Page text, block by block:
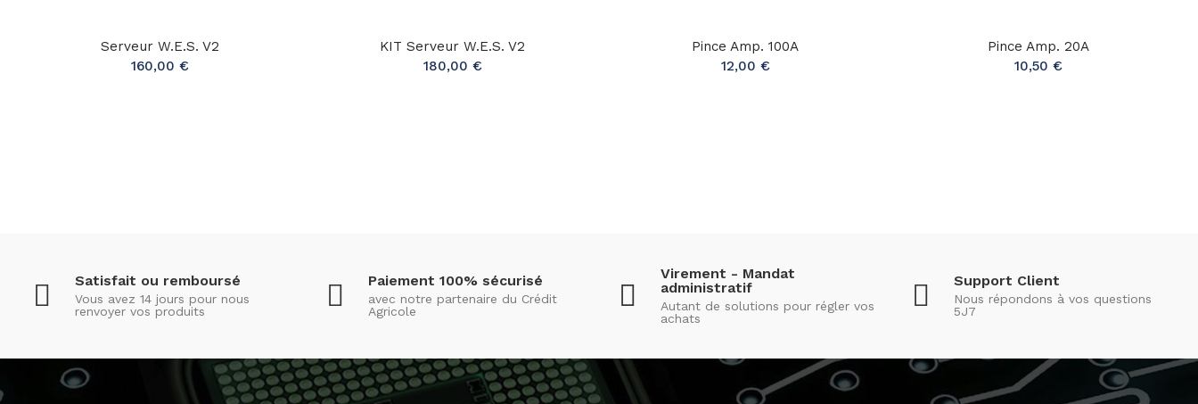
Serveur W.e.s. V2
160,00 €
KIT Serveur W.e.s. V2
180,00 €
Pince Amp. 100A
12,00 €
Pince Amp. 20A
10,50 €
Satisfait ou remboursé
Vous avez 14 jours pour nous
renvoyer vos produits
Paiement 100% sécurisé
avec notre partenaire du Crédit
Agricole
Virement - Mandat
administratif
Autant de solutions pour régler vos
achats
Support Client
Nous répondons à vos questions
5J7